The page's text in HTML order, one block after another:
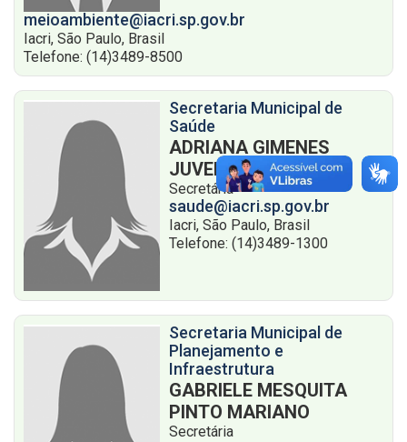
meioambiente@iacri.sp.gov.br
Iacri, São Paulo, Brasil
Telefone: (14)3489-8500
Secretaria Municipal de
Saúde
ADRIANA GIMENES
JUVENAL
Secretária
saude@iacri.sp.gov.br
Iacri, São Paulo, Brasil
Telefone: (14)3489-1300
Secretaria Municipal de
Planejamento e
Infraestrutura
GABRIELE MESQUITA
PINTO MARIANO
Secretária